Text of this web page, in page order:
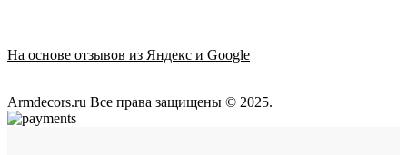
На основе отзывов из Яндекс и Google
Armdecors.ru Все права защищены © 2025. ​